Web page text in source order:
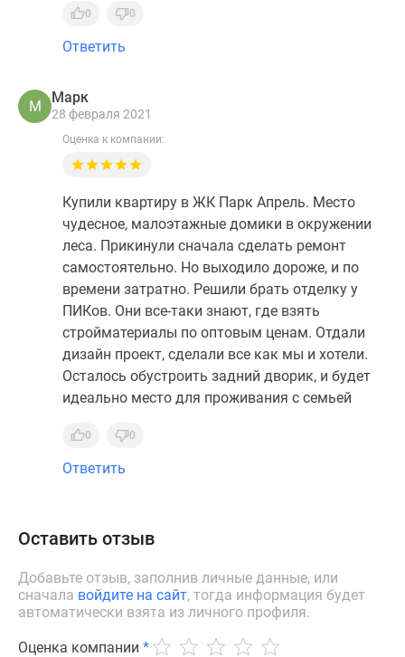
0 0
Ответить
М
Марк
28 февраля 2021
Оценка к компании:
Купили квартиру в ЖК Парк Апрель. Место
чудесное, малоэтажные домики в окружении
леса. Прикинули сначала сделать ремонт
самостоятельно. Но выходило дороже, и по
времени затратно. Решили брать отделку у
ПИКов. Они все-таки знают, где взять
стройматериалы по оптовым ценам. Отдали
дизайн проект, сделали все как мы и хотели.
Осталось обустроить задний дворик, и будет
идеально место для проживания с семьей
0 0
Ответить
Оставить отзыв
Добавьте отзыв, заполнив личные данные, или
сначала войдите на сайт, тогда информация будет
автоматически взята из личного профиля.
Оценка компании *